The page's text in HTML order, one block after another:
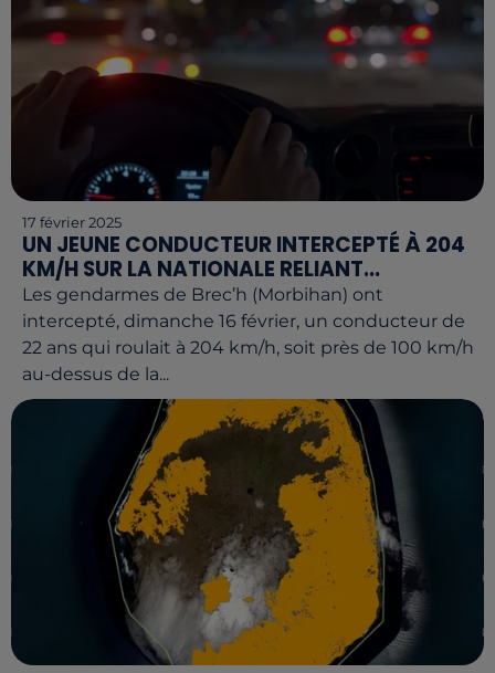
17 février 2025
UN JEUNE CONDUCTEUR INTERCEPTÉ À 204
KM/H SUR LA NATIONALE RELIANT...
Les gendarmes de Brec’h (Morbihan) ont
intercepté, dimanche 16 février, un conducteur de
22 ans qui roulait à 204 km/h, soit près de 100 km/h
au-dessus de la...